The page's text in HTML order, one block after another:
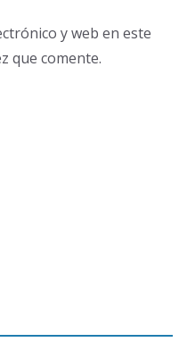
y web en este
que comente.